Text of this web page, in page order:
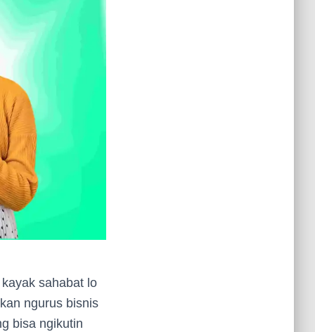
sahabat lo
ngurus bisnis
bisa ngikutin